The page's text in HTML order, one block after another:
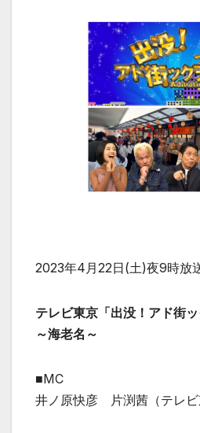
2023年4月22日(土)夜9時放
テレビ東京「出没！アド街ッ
～海老名～
■MC
井ノ原快彦 片渕茜（テレビ